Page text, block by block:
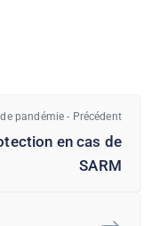
pandémie - Précédent
en cas de
SARM